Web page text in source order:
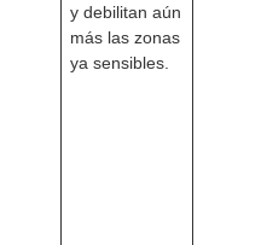
y debilitan aún
más las zonas
ya sensibles.